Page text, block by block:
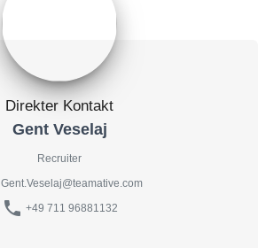
Direkter Kontakt
Gent Veselaj
Recruiter
Gent.Veselaj@teamative.com
phone +49 711 96881132